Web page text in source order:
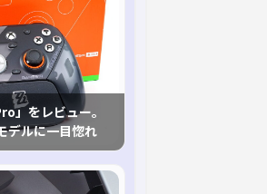
」をレビュー。
デルに一目惚れ